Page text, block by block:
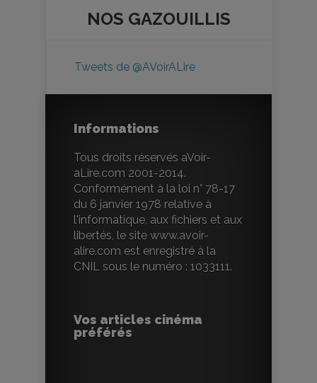
NOS GAZOUILLIS
Tweets de @AVoirALire
Informations
Tous droits réservés aVoir-
aLire.com 2001-2014.
Conformément à la loi n° 78-17
du 6 janvier 1978 relative à
l'informatique, aux fichiers et aux
libertés, le site www.avoir-
alire.com est enregistré à la
CNIL sous le numéro : 1033111.
Vos articles cinéma
préférés